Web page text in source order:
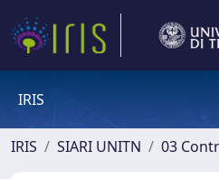
IRIS
IRIS SIARI UNITN 03